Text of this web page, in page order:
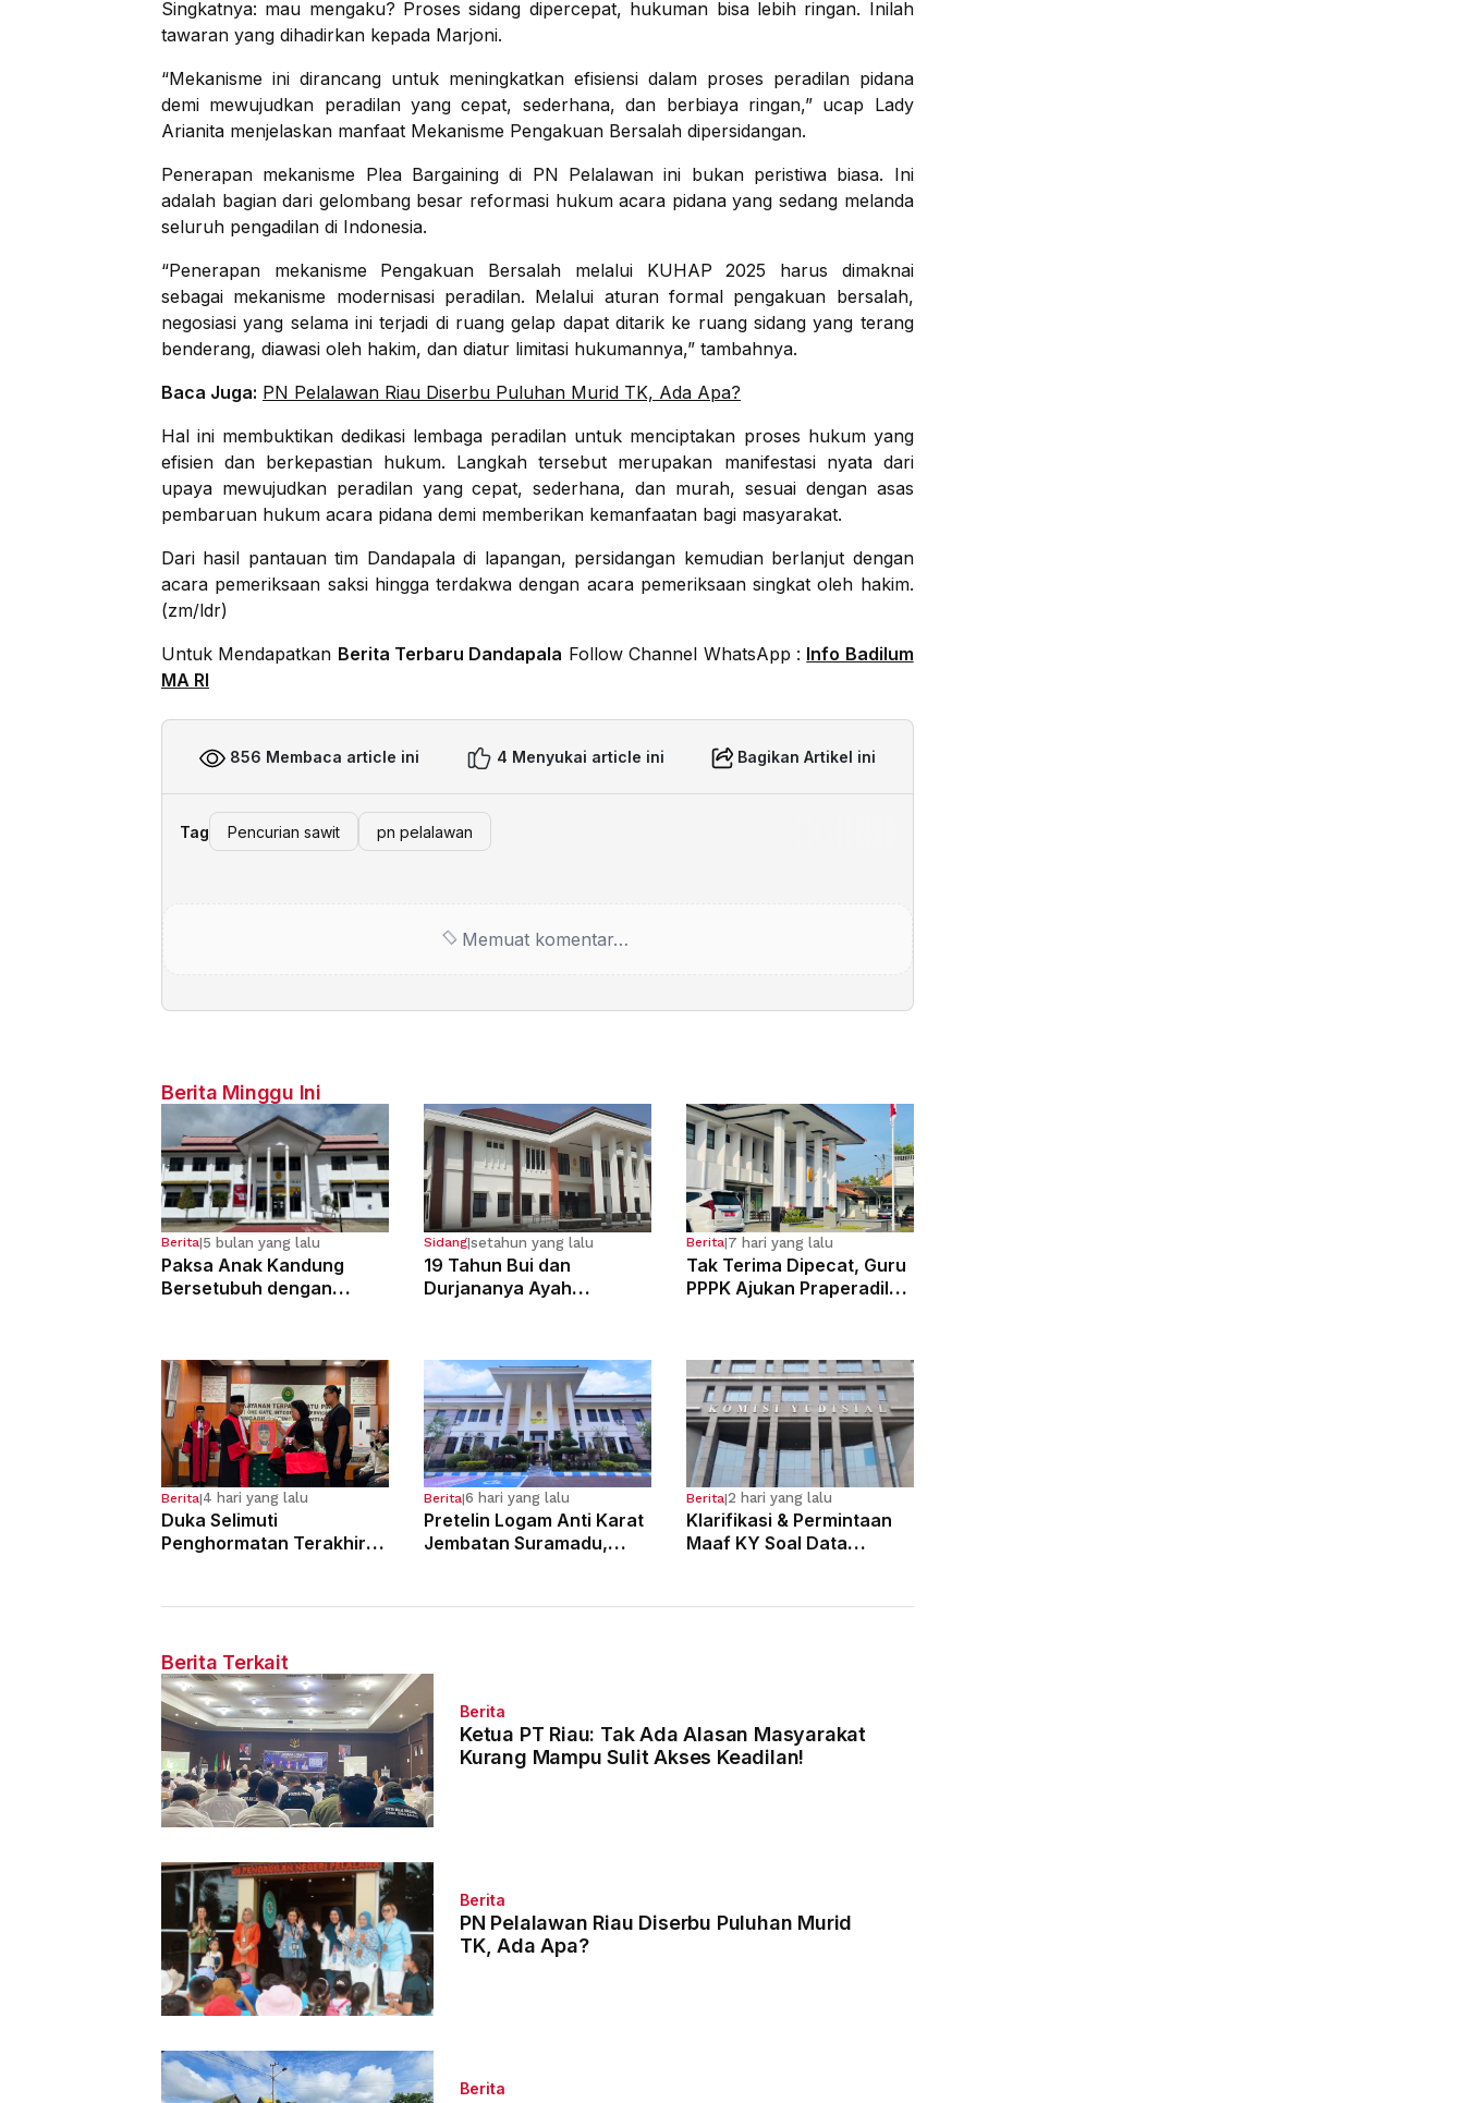
Singkatnya: mau mengaku? Proses sidang dipercepat, hukuman bisa lebih ringan. Inilah
tawaran yang dihadirkan kepada Marjoni.
“Mekanisme ini dirancang untuk meningkatkan efisiensi dalam proses peradilan pidana
demi mewujudkan peradilan yang cepat, sederhana, dan berbiaya ringan,” ucap Lady
Arianita menjelaskan manfaat Mekanisme Pengakuan Bersalah dipersidangan.
Penerapan mekanisme Plea Bargaining di PN Pelalawan ini bukan peristiwa biasa. Ini
adalah bagian dari gelombang besar reformasi hukum acara pidana yang sedang melanda
seluruh pengadilan di Indonesia.
“Penerapan mekanisme Pengakuan Bersalah melalui KUHAP 2025 harus dimaknai
sebagai mekanisme modernisasi peradilan. Melalui aturan formal pengakuan bersalah,
negosiasi yang selama ini terjadi di ruang gelap dapat ditarik ke ruang sidang yang terang
benderang, diawasi oleh hakim, dan diatur limitasi hukumannya,” tambahnya.
Baca Juga: PN Pelalawan Riau Diserbu Puluhan Murid TK, Ada Apa?
Hal ini membuktikan dedikasi lembaga peradilan untuk menciptakan proses hukum yang
efisien dan berkepastian hukum. Langkah tersebut merupakan manifestasi nyata dari
upaya mewujudkan peradilan yang cepat, sederhana, dan murah, sesuai dengan asas
pembaruan hukum acara pidana demi memberikan kemanfaatan bagi masyarakat.
Dari hasil pantauan tim Dandapala di lapangan, persidangan kemudian berlanjut dengan
acara pemeriksaan saksi hingga terdakwa dengan acara pemeriksaan singkat oleh hakim.
(zm/ldr)
Untuk Mendapatkan Berita Terbaru Dandapala Follow Channel WhatsApp : Info Badilum
MA RI
856 Membaca article ini 4 Menyukai article ini Bagikan Artikel ini
Tag Pencurian sawit pn pelalawan
Memuat komentar…
Berita Minggu Ini
Berita|5 bulan yang lalu
Paksa Anak Kandung
Bersetubuh dengan
Sidang|setahun yang lalu
19 Tahun Bui dan
Durjananya Ayah
Berita|7 hari yang lalu
Tak Terima Dipecat, Guru
PPPK Ajukan Praperadilan
Berita|4 hari yang lalu
Duka Selimuti
Penghormatan Terakhir
Berita|6 hari yang lalu
Pretelin Logam Anti Karat
Jembatan Suramadu,
Berita|2 hari yang lalu
Klarifikasi & Permintaan
Maaf KY Soal Data
Berita Terkait
Berita
Ketua PT Riau: Tak Ada Alasan Masyarakat
Kurang Mampu Sulit Akses Keadilan!
Berita
PN Pelalawan Riau Diserbu Puluhan Murid
TK, Ada Apa?
Berita